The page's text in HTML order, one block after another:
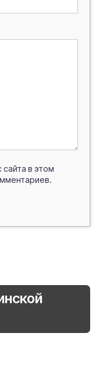
в этом